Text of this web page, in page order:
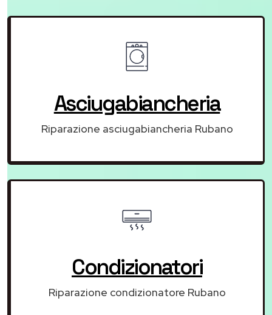
Asciugabiancheria
Riparazione asciugabiancheria Rubano
Condizionatori
Riparazione condizionatore Rubano